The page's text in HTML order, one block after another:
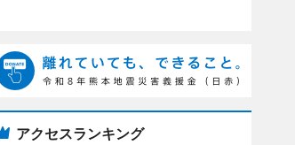
アクセスランキング